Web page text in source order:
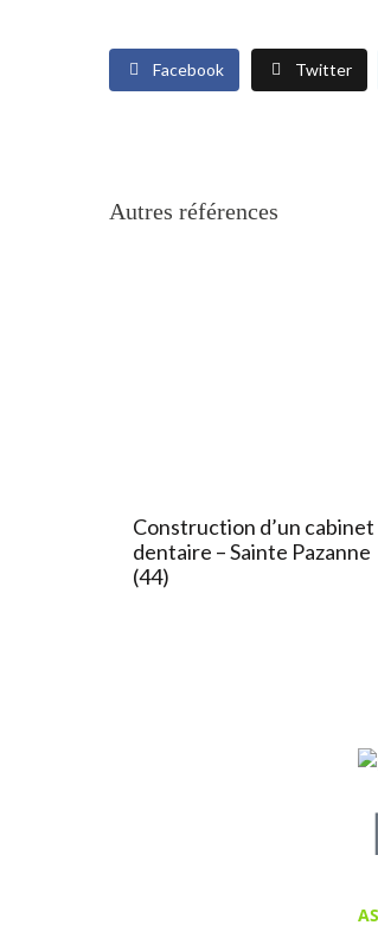
Facebook Twitter
Autres références
Construction d’un cabinet
dentaire – Sainte Pazanne
(44)